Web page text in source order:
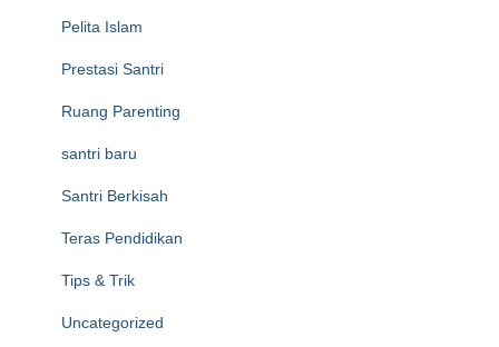
Pelita Islam
Prestasi Santri
Ruang Parenting
santri baru
Santri Berkisah
Teras Pendidikan
Tips & Trik
Uncategorized